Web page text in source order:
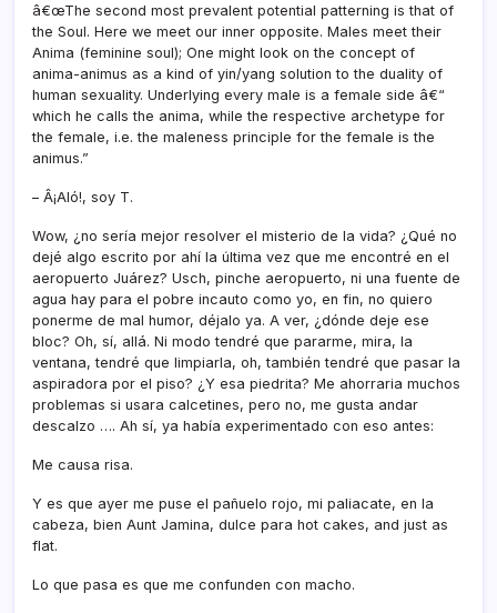
â€œThe second most prevalent potential patterning is that of
the Soul. Here we meet our inner opposite. Males meet their
Anima (feminine soul); One might look on the concept of
anima-animus as a kind of yin/yang solution to the duality of
human sexuality. Underlying every male is a female side â€“
which he calls the anima, while the respective archetype for
the female, i.e. the maleness principle for the female is the
animus.”
– Â¡Aló!, soy T.
Wow, ¿no serí­a mejor resolver el misterio de la vida? ¿Qué no
dejé algo escrito por ahí­ la última vez que me encontré en el
aeropuerto Juárez? Usch, pinche aeropuerto, ni una fuente de
agua hay para el pobre incauto como yo, en fin, no quiero
ponerme de mal humor, déjalo ya. A ver, ¿dónde deje ese
bloc? Oh, sí­, allá. Ni modo tendré que pararme, mira, la
ventana, tendré que limpiarla, oh, también tendré que pasar la
aspiradora por el piso? ¿Y esa piedrita? Me ahorraria muchos
problemas si usara calcetines, pero no, me gusta andar
descalzo …. Ah sí­, ya habí­a experimentado con eso antes:
Me causa risa.
Y es que ayer me puse el pañuelo rojo, mi paliacate, en la
cabeza, bien Aunt Jamina, dulce para hot cakes, and just as
flat.
Lo que pasa es que me confunden con macho.